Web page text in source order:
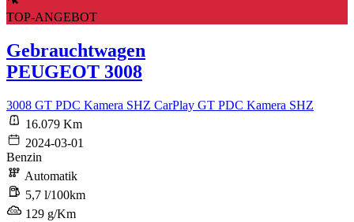
TOP-ANGEBOT
Gebrauchtwagen
PEUGEOT 3008
3008 GT PDC Kamera SHZ CarPlay GT PDC Kamera SHZ
16.079 Km
2024-03-01
Benzin
Automatik
5,7 l/100km
129 g/Km